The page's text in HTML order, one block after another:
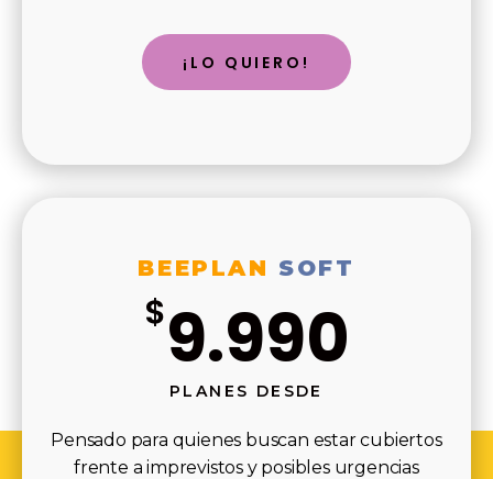
¡LO QUIERO!
BEEPLAN SOFT
$9.990
PLANES DESDE
Pensado para quienes buscan estar cubiertos
frente a imprevistos y posibles urgencias